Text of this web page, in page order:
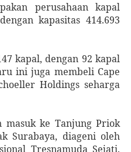
perusahaan kapal
kapasitas 414.693
kapal, dengan 92 kapal
ini juga membeli Cape
Holdings seharga
ke Tanjung Priok
Surabaya, diageni oleh
Tresnamuda Sejati.